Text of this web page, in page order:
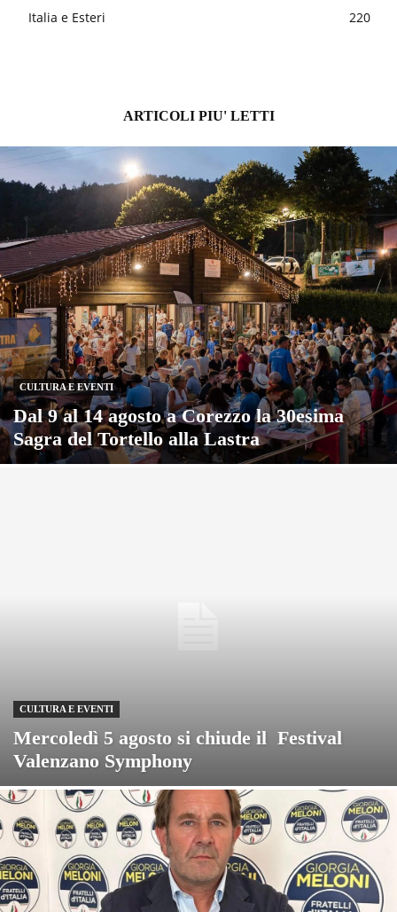
Italia e Esteri
220
ARTICOLI PIU' LETTI
CULTURA E EVENTI
Dal 9 al 14 agosto a Corezzo la 30esima
Sagra del Tortello alla Lastra
CULTURA E EVENTI
Mercoledì 5 agosto si chiude il Festival
Valenzano Symphony